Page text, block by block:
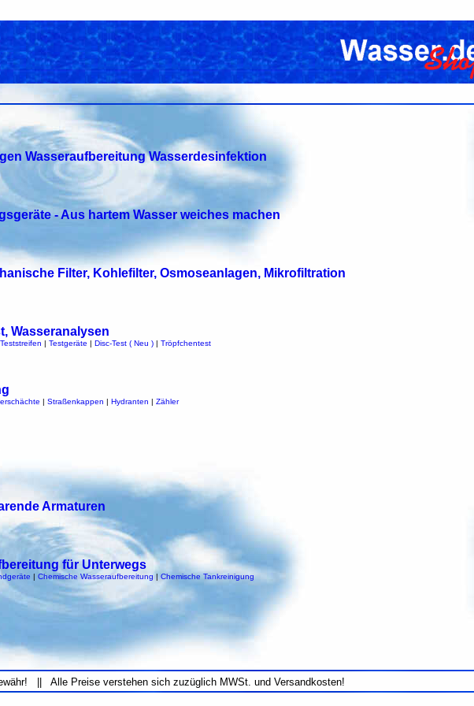
Wasseraufbereitung Wasserdesinfektion
- Aus hartem Wasser weiches machen
Filter, Kohlefilter, Osmoseanlagen, Mikrofiltration
Wasseranalysen
Teststreifen | Testgeräte | Disc-Test ( Neu )| Tröpfchentest
| Straßenkappen | Hydranten | Zähler
Armaturen
für Unterwegs
| Chemische Wasseraufbereitung | Chemische Tankreinigung
|| Alle Preise verstehen sich zuzüglich MWSt. und Versandkosten!